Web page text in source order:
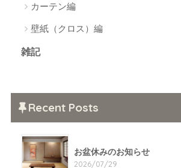
カーテン編
壁紙（クロス）編
雑記
Recent Posts
お盆休みのお知らせ
2026/07/29